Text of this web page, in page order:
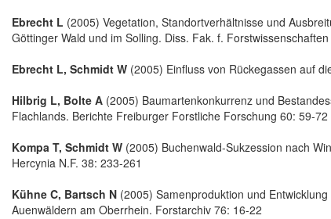
Ebrecht L (2005) Vegetation, Standortverhältnisse und
Göttinger Wald und im Solling. Diss. Fak. f.
Ebrecht L, Schmidt W (2005) Einfluss von Rückegassen auf
Hilbrig L, Bolte A (2005) Baumartenkonkurrenz und
Flachlands. Berichte Freiburger Forstliche Forschung 60: 59-72
Kompa T, Schmidt W (2005) Buchenwald-Sukzession nach
Hercynia N.F. 38: 233-261
Kühne C, Bartsch N (2005) Samenproduktion und
Auenwäldern am Oberrhein. Forstarchiv 76: 16-22